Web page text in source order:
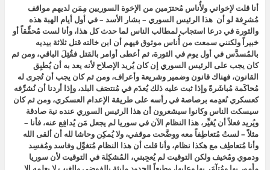
أنا قلت لإخواني ولأُناس مُحترَمين من الإخوة السوريين مِمَن لديهم مواقف
مُشرِفة لو أن هذا الرئيس السوري – بشار الأسد – في أول أيام الهبة هذه
والثورة في درعا استجاب لمطالب الناس لما حدث كل هذا، وأنا لست مُحقِّقاً أو
خبيراً ولكنني سمعت من أُناس موثوق فيهم أن ابن خالته قتل ثلاثة بيديه
بالمُسدَّس في أول يوم في الثورة، ثم أعطى أوامر بالقتل فقُتِلَ الباقي، ومن ثم
كان يجب على الرئيس السوري إن كان يُريد الإصلاح لأنه يعد به أن يُطبِق
القانون، فهناك قانون وضمير وشريعة وأعراف، ومن ثم كان يجب أن تُجرى له
مُحاكَمة مُباشَرةً وإذا ثبت عليه ذلك يُعدَم في مُنتصَف البلد، وإذا أردنا أن نُشرِّفه
كعسكري نُعدِمه برصاصة في رأسه على طريقة الإعدام العسكري، ومن ثم كان
سيسكت الناس وكانوا سيشعرون أن هذا الرئيس السوري عنده نية صادقة
ويُريد فعلاً أن يُغيِّر، هذا النظام الآن في سوريا لم يجعل مَن يُدافِع عنه، فأنا –
مثلاً – لستُ مُتعاطِفاً معه ووضَّحت موقفي، ولا يُمكِن وحاشا لله أن ألقى الله
وأنا مُتعاطِف مع هكذا نظام، وأنا قلت أن هذا النظام مُتغوِّل وفاسد ومُفسِد
ودموي ومُخيف ولكن التوقيت لم يُعجِبني، المُشكِلة في التوقيت لأن سوريا